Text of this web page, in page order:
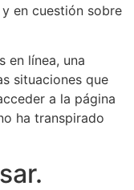
en cuestión sobre
en línea, una
situaciones que
a la página
ha transpirado